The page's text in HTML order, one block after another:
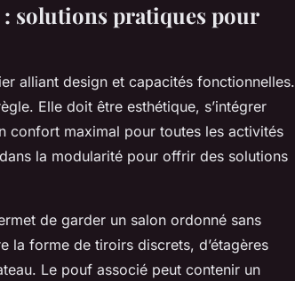
solutions pratiques pour
alliant design et capacités fonctionnelles.
Elle doit être esthétique, s’intégrer
confort maximal pour toutes les activités
la modularité pour offrir des solutions
de garder un salon ordonné sans
la forme de tiroirs discrets, d’étagères
Le pouf associé peut contenir un